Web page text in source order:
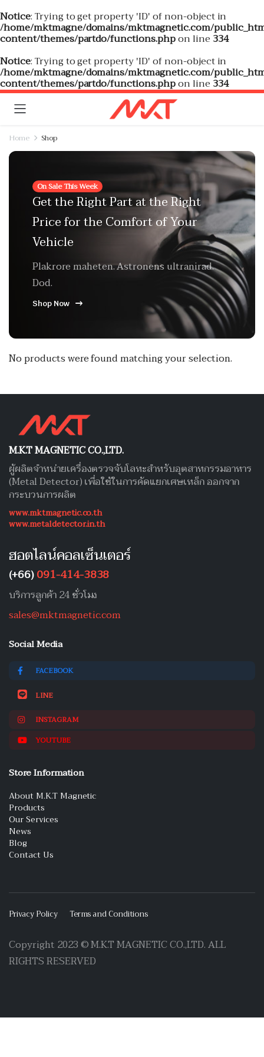
Notice: Trying to get property 'ID' of non-object in
/home/mktmagne/domains/mktmagnetic.com/
content/themes/partdo/functions.phpon line 334
Notice: Trying to get property 'ID' of non-object in
/home/mktmagne/domains/mktmagnetic.com/
content/themes/partdo/functions.phpon line 334
Home Shop
On Sale This Week
Get the Right Part at the Right
Price for the Comfort of Your
Vehicle
Plakrore maheten. Astronens ultranirad.
Dod.
Shop Now
No products were found matching your selection.
M.K.T MAGNETIC CO.,LTD.
ผู้ผลิตจำหน่ายเครื่องตรวจจับโลหะสำหรับอุตสาหกรรมอาหาร
(Metal Detector) เพื่อใช้ในการคัดแยกเศษเหล็ก ออกจาก
กระบวนการผลิต
www.mktmagnetic.co.th
www.metaldetector.in.th
ฮอตไลน์คอลเซ็นเตอร์
(+66)091-414-3838
บริการลูกค้า 24 ชั่วโมง
sales@mktmagnetic.com
Social Media
FACEBOOK
LINE
INSTAGRAM
YOUTUBE
Store Information
About M.K.T Magnetic
Products
Our Services
News
Blog
Contact Us
Privacy Policy Terms and Conditions
Copyright 2023 © M.K.T MAGNETIC CO.,LTD. ALL
RIGHTS RESERVED